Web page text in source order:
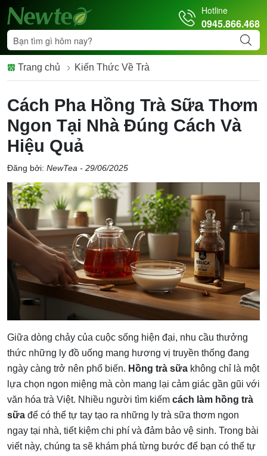
Hotline
0945.866.468
Trang chủ Kiến Thức Về Trà
Cách Pha Hồng Trà Sữa Thơm
Ngon Tại Nhà Đúng Cách Và
Hiệu Quả
Đăng bởi: NewTea - 29/06/2025
Giữa dòng chảy của cuộc sống hiện đại, nhu cầu thưởng
thức những ly đồ uống mang hương vị truyền thống đang
ngày càng trở nên phổ biến. Hồng trà sữa không chỉ là một
lựa chọn ngon miệng mà còn mang lại cảm giác gần gũi với
văn hóa trà Việt. Nhiều người tìm kiếm cách làm hồng trà
sữa để có thể tự tay tạo ra những ly trà sữa thơm ngon
ngay tại nhà, tiết kiệm chi phí và đảm bảo vệ sinh. Trong bài
viết này, chúng ta sẽ khám phá từng bước để bạn có thể tự